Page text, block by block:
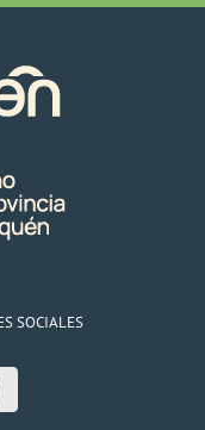
SOCIALES